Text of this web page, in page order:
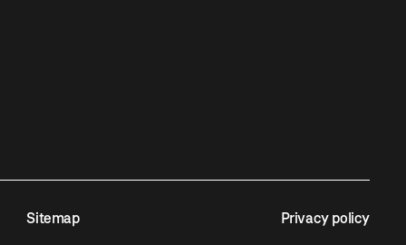
Sitemap Privacy policy